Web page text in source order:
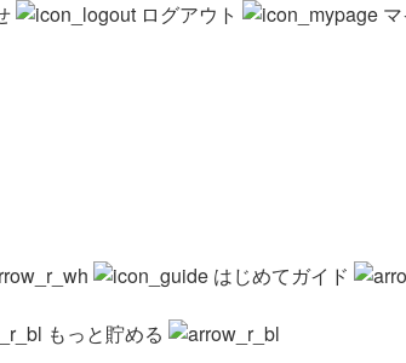
ログアウト
はじめてガイド
もっと貯める